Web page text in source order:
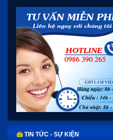
TIN TỨC - SỰ KIỆN